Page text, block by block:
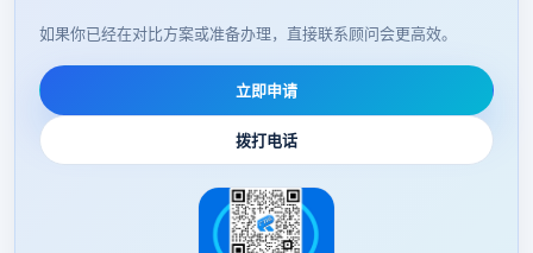
如果你已经在对比方案或准备办理，直接联系顾问会更高效。
立即申请
拨打电话